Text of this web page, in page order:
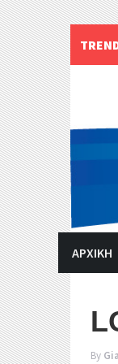
Skip
to
content
ΑΡΧΙΚΗ
By